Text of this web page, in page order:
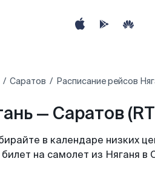
Саратов Расписание рейсов
— Саратов
в календаре низких
на самолет из Няганя в